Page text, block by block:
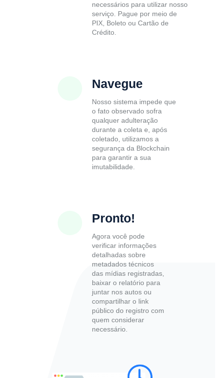
necessários para utilizar nosso
serviço. Pague por meio de
PIX, Boleto ou Cartão de
Crédito.
Navegue
Nosso sistema impede que
o fato observado sofra
qualquer adulteração
durante a coleta e, após
coletado, utilizamos a
segurança da Blockchain
para garantir a sua
imutabilidade.
Pronto!
Agora você pode
verificar informações
detalhadas sobre
metadados técnicos
das mídias registradas,
baixar o relatório para
juntar nos autos ou
compartilhar o link
público do registro com
quem considerar
necessário.